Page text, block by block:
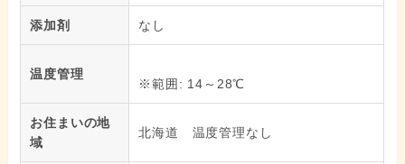
添加剤 なし
温度管理
※範囲: 14～28℃
お住まいの地
域
北海道 温度管理なし